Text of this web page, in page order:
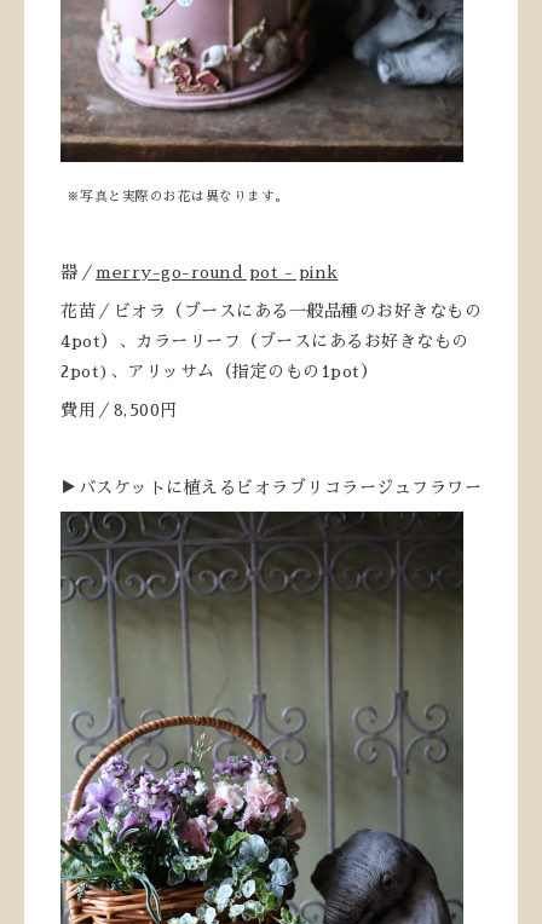
※写真と実際のお花は異なります。
器／ merry-go-round pot - pink
花苗／ビオラ（ブースにある一般品種のお好きなもの
4pot）、カラーリーフ（ブースにあるお好きなもの
2pot)、アリッサム（指定のもの1pot）
費用／8,500円
▶バスケットに植えるビオラブリコラージュフラワー